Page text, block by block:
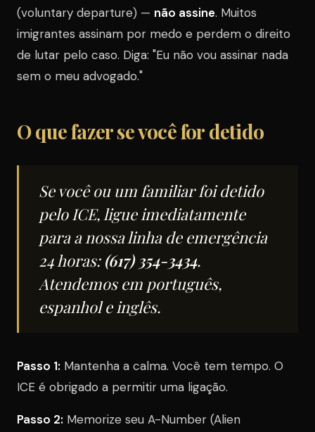
(voluntary departure) — não assine. Muitos
imigrantes assinam por medo e perdem o direito
de lutar pelo caso. Diga: "Eu não vou assinar nada
sem o meu advogado."
O que fazer se você for detido
Se você ou um familiar foi detido
pelo ICE, ligue imediatamente
para a nossa linha de emergência
24 horas: (617) 354-3434.
Atendemos em português,
espanhol e inglês.
Passo 1: Mantenha a calma. Você tem tempo. O
ICE é obrigado a permitir uma ligação.
Passo 2: Memorize seu A-Number (Alien